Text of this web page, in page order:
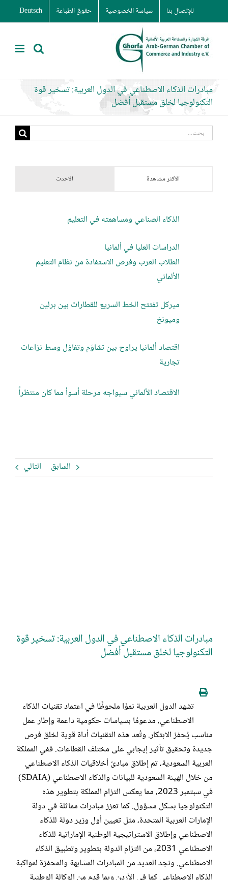
to
content
للإتصال بنا سياسة الخصوصية حقوق الطباعة Deutsch
مبادرات الذكاء الاصطناعي في الدول العربية: تسخير قوة
التكنولوجيا لخلق مستقبل أفضل
السابق التالي
مبادرات الذكاء الاصطناعي في الدول العربية: تسخير قوة
التكنولوجيا لخلق مستقبل أفضل
تشهد الدول العربية نموًا ملحوظًا في اعتماد تقنيات الذكاء
الاصطناعي، مدعومًا بسياسات حكومية داعمة وإطار عمل
مناسب يُحفز الابتكار. وتُعد هذه التقنيات أداة قوية لخلق فرص
جديدة وتحقيق تأثير إيجابي على مختلف القطاعات. ففي المملكة
العربية السعودية، تم إطلاق مبادئ أخلاقيات الذكاء الاصطناعي
من خلال الهيئة السعودية للبيانات والذكاء الاصطناعي (SDAIA)
في سبتمبر 2023، مما يعكس التزام المملكة بتطوير هذه
التكنولوجيا بشكل مسؤول. كما تعزز مبادرات مماثلة في دولة
الإمارات العربية المتحدة، مثل تعيين أول وزير دولة للذكاء
الاصطناعي وإطلاق الاستراتيجية الوطنية الإماراتية للذكاء
الاصطناعي 2031، من التزام الدولة بتطوير وتطبيق الذكاء
الاصطناعي. ونجد العديد من المبادرات المشابهة والمحفزة لمواكبة
البحث
الاكثر مشاهدة الاحدث
الذكاء الصناعي ومساهمته في التعليم
الدراسات العليا في ألمانيا
الطلاب العرب وفرص الاستفادة من نظام التعليم
الألماني
ميركل تفتتح الخط السريع للقطارات بين برلين
وميونخ
اقتصاد ألمانيا يراوح بين تشاؤم وتفاؤل وسط نزاعات
تجارية
الاقتصاد الألماني سيواجه مرحلة أسوأ مما كان منتظراً